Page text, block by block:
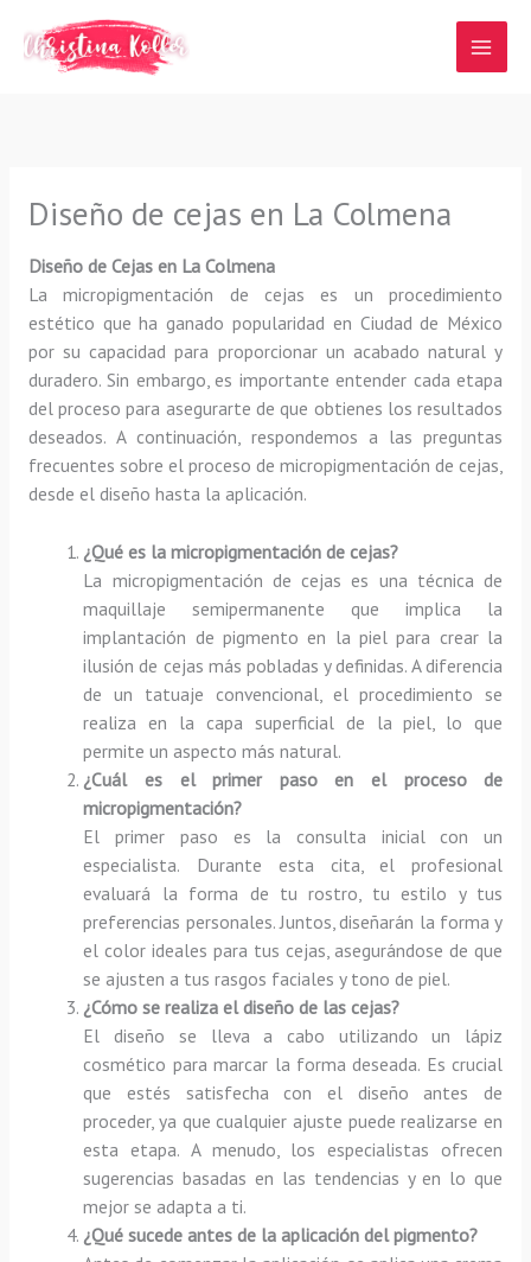
contenido
Diseño de cejas en La Colmena
Diseño de Cejas en La Colmena
La micropigmentación de cejas es un procedimiento
estético que ha ganado popularidad en Ciudad de México
por su capacidad para proporcionar un acabado natural y
duradero. Sin embargo, es importante entender cada etapa
del proceso para asegurarte de que obtienes los resultados
deseados. A continuación, respondemos a las preguntas
frecuentes sobre el proceso de micropigmentación de cejas,
desde el diseño hasta la aplicación.
¿Qué es la micropigmentación de cejas?
La micropigmentación de cejas es una técnica de
maquillaje semipermanente que implica la
implantación de pigmento en la piel para crear la
ilusión de cejas más pobladas y definidas. A diferencia
de un tatuaje convencional, el procedimiento se
realiza en la capa superficial de la piel, lo que
permite un aspecto más natural.
¿Cuál es el primer paso en el proceso de
micropigmentación?
El primer paso es la consulta inicial con un
especialista. Durante esta cita, el profesional
evaluará la forma de tu rostro, tu estilo y tus
preferencias personales. Juntos, diseñarán la forma y
el color ideales para tus cejas, asegurándose de que
se ajusten a tus rasgos faciales y tono de piel.
¿Cómo se realiza el diseño de las cejas?
El diseño se lleva a cabo utilizando un lápiz
cosmético para marcar la forma deseada. Es crucial
que estés satisfecha con el diseño antes de
proceder, ya que cualquier ajuste puede realizarse en
esta etapa. A menudo, los especialistas ofrecen
sugerencias basadas en las tendencias y en lo que
mejor se adapta a ti.
¿Qué sucede antes de la aplicación del pigmento?